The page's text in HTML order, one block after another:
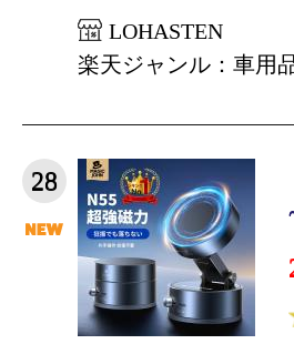
LOHASTEN
楽天ジャンル：車用
28